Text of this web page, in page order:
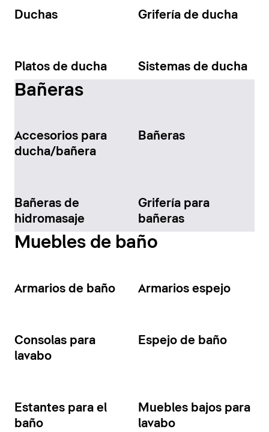
Duchas Grifería de ducha
Platos de ducha Sistemas de ducha
Bañeras
Accesorios para
ducha/bañera
Bañeras
Bañeras de
hidromasaje
Grifería para
bañeras
Muebles de baño
Armarios de baño Armarios espejo
Consolas para
lavabo
Espejo de baño
Estantes para el
baño
Muebles bajos para
lavabo